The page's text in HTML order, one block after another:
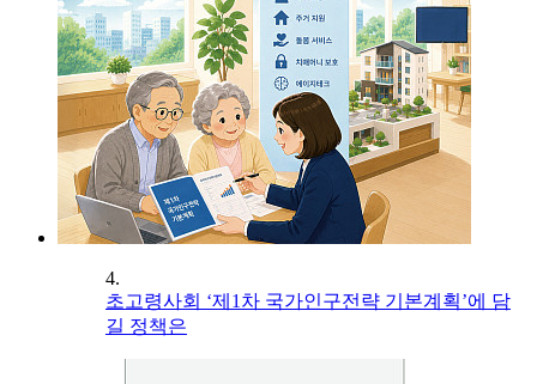
4.
초고령사회 ‘제1차 국가인구전략 기본계획’에 담
길 정책은